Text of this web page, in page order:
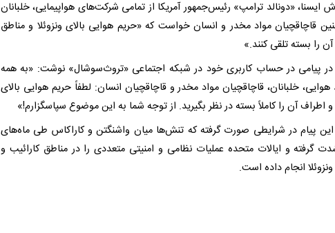
ایسنا، «دونالد ترامپ» رئیس‌جمهور آمریکا از تمامی شرکت‌های هواپیمایی، خلبانان
قاچاقچیان مواد مخدر و انسان خواست که «حریم هوایی بالای ونزوئلا و مناطق
را بسته تلقی کنند.»
در پیامی در حساب کاربری خود در شبکه اجتماعی «تروث‌سوشال» نوشت: «به همه
خلبانان، قاچاقچیان مواد مخدر و قاچاقچیان انسان: لطفاً حریم هوایی بالای
و اطراف آن را کاملاً بسته در نظر بگیرید. از توجه شما به این موضوع سپاسگزارم!»
این پیام در شرایطی صورت گرفته که تنش‌ها میان واشنگتن و کاراکاس طی ماه‌های
گرفته و ایالات متحده عملیات نظامی و امنیتی متعددی را در مناطق کارائیب و
انجام داده است.